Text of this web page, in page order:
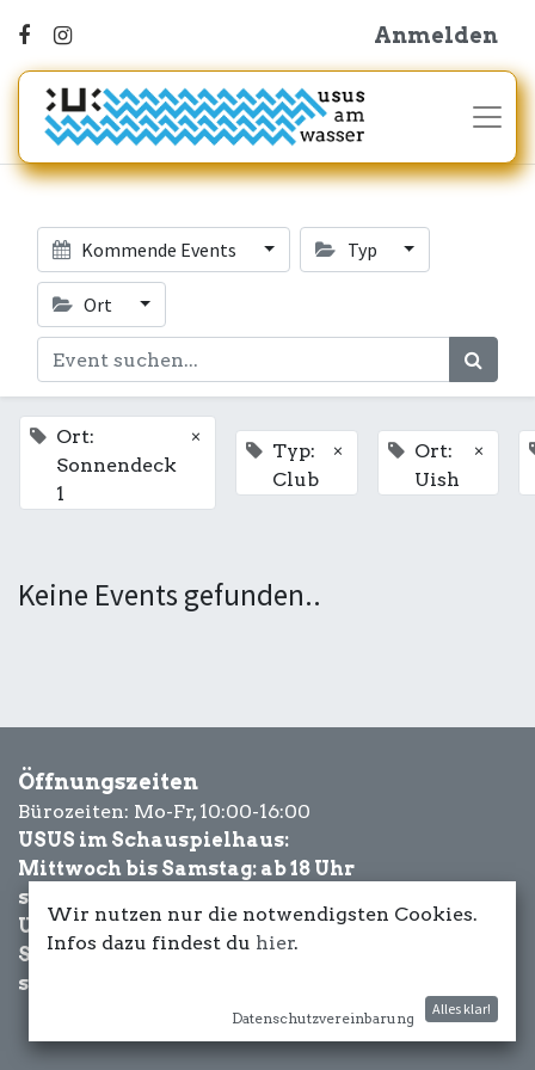
Anmelden
Kommende Events Typ
Ort
Ort:
Sonnendeck
1
×
Typ:
Club
×
Ort:
Uish
×
Keine Events gefunden..
Öffnungszeiten
Bürozeiten: Mo-Fr, 10:00-16:00
USUS im Schauspielhaus:
Mittwoch bis Samstag: ab 18 Uhr
sowie Eventbezogen.
USUS am Wasser:
Schönwetter-
sowie Eventbezogen.
Wir nutzen nur die notwendigsten Cookies.
Infos dazu findest du hier.
Datenschutzvereinbarung
Alles klar!